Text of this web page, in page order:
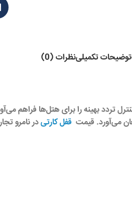
توضیحات تکمیلینظرات (0)
قفل کارتیدر نامرو